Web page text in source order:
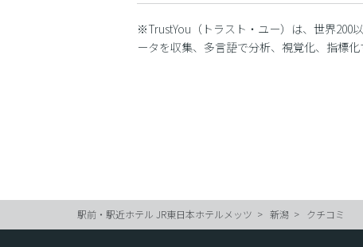
※TrustYou（トラスト・ユー）は、世界200
ータを収集、多言語で分析、視覚化、指標化
駅前・駅近ホテル JR東日本ホテルメッツ 新潟 クチコミ